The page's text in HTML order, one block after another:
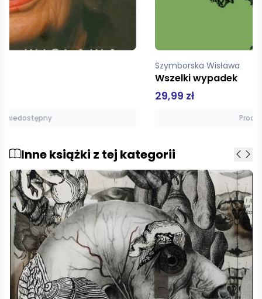
Inne książki z tej kategorii